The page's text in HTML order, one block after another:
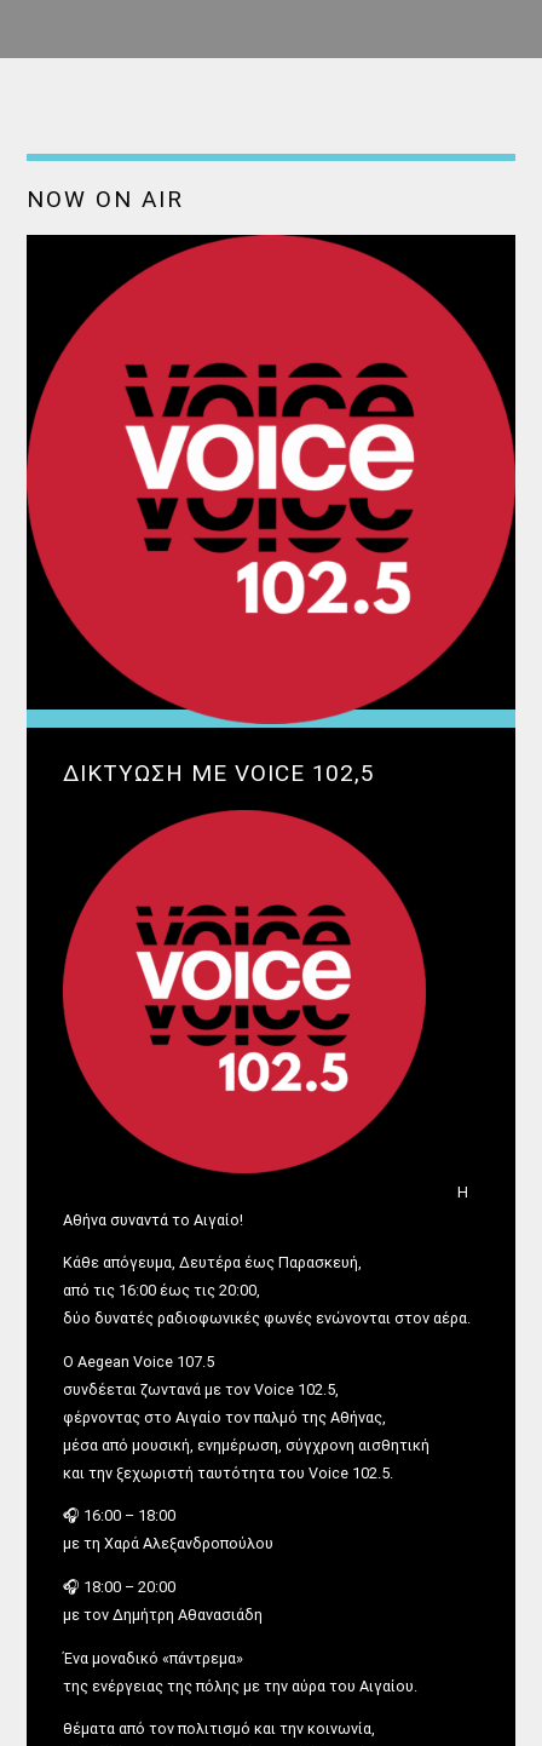
NOW ON AIR
ΔΙΚΤΥΩΣΗ ΜΕ VOICE 102,5
Η
Αθήνα συναντά το Αιγαίο!
Κάθε απόγευμα, Δευτέρα έως Παρασκευή,
από τις 16:00 έως τις 20:00,
δύο δυνατές ραδιοφωνικές φωνές ενώνονται στον αέρα.
Ο Aegean Voice 107.5
συνδέεται ζωντανά με τον Voice 102.5,
φέρνοντας στο Αιγαίο τον παλμό της Αθήνας,
μέσα από μουσική, ενημέρωση, σύγχρονη αισθητική
και την ξεχωριστή ταυτότητα του Voice 102.5.
🎧 16:00 – 18:00
με τη Χαρά Αλεξανδροπούλου
🎧 18:00 – 20:00
με τον Δημήτρη Αθανασιάδη
Ένα μοναδικό «πάντρεμα»
της ενέργειας της πόλης με την αύρα του Αιγαίου.
θέματα από τον πολιτισμό και την κοινωνία,